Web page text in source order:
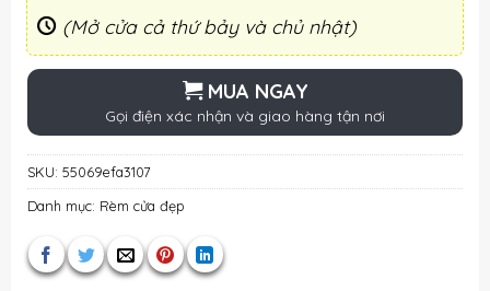
(Mở cửa cả thứ bảy và chủ nhật)
MUA NGAY
Gọi điện xác nhận và giao hàng tận nơi
SKU: 55069efa3107
Danh mục: Rèm cửa đẹp